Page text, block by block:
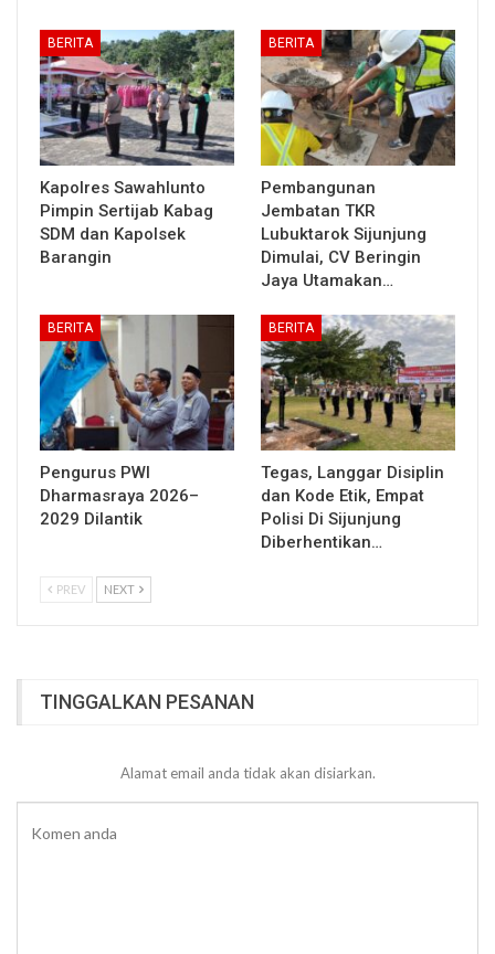
BERITA
Kapolres Sawahlunto
Pimpin Sertijab Kabag
SDM dan Kapolsek
Barangin
BERITA
Pembangunan
Jembatan TKR
Lubuktarok Sijunjung
Dimulai, CV Beringin
Jaya Utamakan…
BERITA
Pengurus PWI
Dharmasraya 2026–
2029 Dilantik
BERITA
Tegas, Langgar Disiplin
dan Kode Etik, Empat
Polisi Di Sijunjung
Diberhentikan…
PREV NEXT
TINGGALKAN PESANAN
Alamat email anda tidak akan disiarkan.